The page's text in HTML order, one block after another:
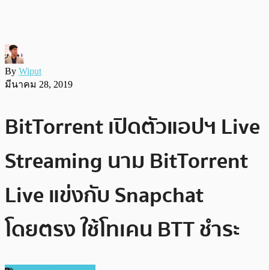
By Wiput
มีนาคม 28, 2019
BitTorrent เปิดตัวแอปฯ Live
Streaming นาม BitTorrent
Live แข่งกับ Snapchat
โดยตรง ใช้โทเคน BTT ชำระ